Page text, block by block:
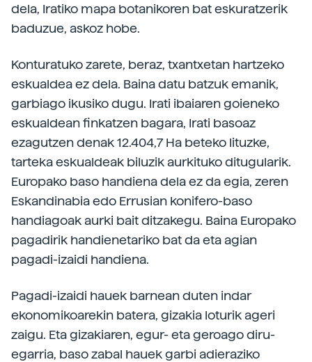
dela, Iratiko mapa botanikoren bat eskuratzerik
baduzue, askoz hobe.
Konturatuko zarete, beraz, txantxetan hartzeko
eskualdea ez dela. Baina datu batzuk emanik,
garbiago ikusiko dugu. Irati ibaiaren goieneko
eskualdean finkatzen bagara, Irati basoaz
ezagutzen denak 12.404,7 Ha beteko lituzke,
tarteka eskualdeak biluzik aurkituko ditugularik.
Europako baso handiena dela ez da egia, zeren
Eskandinabia edo Errusian konifero-baso
handiagoak aurki bait ditzakegu. Baina Europako
pagadirik handienetariko bat da eta agian
pagadi-izaidi handiena.
Pagadi-izaidi hauek barnean duten indar
ekonomikoarekin batera, gizakia loturik ageri
zaigu. Eta gizakiaren, egur- eta geroago diru-
egarria, baso zabal hauek garbi adieraziko